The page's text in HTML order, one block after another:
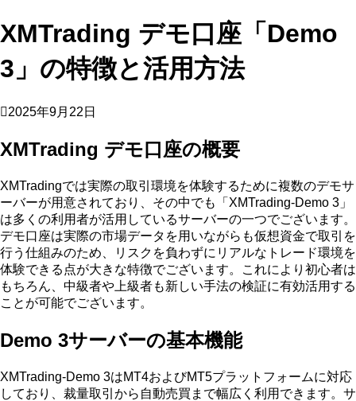
XMTrading デモ口座「Demo
3」の特徴と活用方法
2025年9月22日
XMTrading デモ口座の概要
XMTradingでは実際の取引環境を体験するために複数のデモサ
ーバーが用意されており、その中でも「XMTrading-Demo 3」
は多くの利用者が活用しているサーバーの一つでございます。
デモ口座は実際の市場データを用いながらも仮想資金で取引を
行う仕組みのため、リスクを負わずにリアルなトレード環境を
体験できる点が大きな特徴でございます。これにより初心者は
もちろん、中級者や上級者も新しい手法の検証に有効活用する
ことが可能でございます。
Demo 3サーバーの基本機能
XMTrading-Demo 3はMT4およびMT5プラットフォームに対応
しており、裁量取引から自動売買まで幅広く利用できます。サ